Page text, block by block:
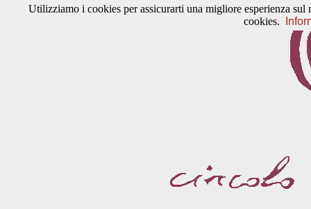
Utilizziamo i cookies per assicurarti una migliore esperienza
cookies.